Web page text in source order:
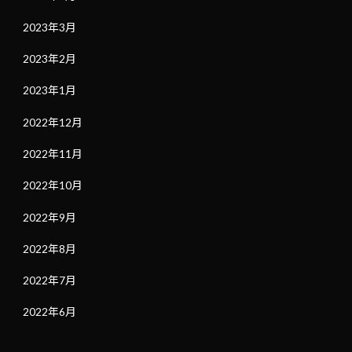
2023年3月
2023年2月
2023年1月
2022年12月
2022年11月
2022年10月
2022年9月
2022年8月
2022年7月
2022年6月